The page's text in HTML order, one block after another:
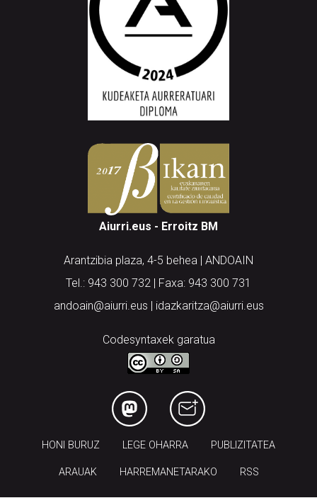
Aiurri.eus - Erroitz BM
Arantzibia plaza, 4-5 behea | ANDOAIN
Tel.: 943 300 732 | Faxa: 943 300 731
andoain@aiurri.eus | idazkaritza@aiurri.eus
Codesyntaxek garatua
HONI BURUZ LEGE OHARRA PUBLIZITATEA
ARAUAK HARREMANETARAKO RSS